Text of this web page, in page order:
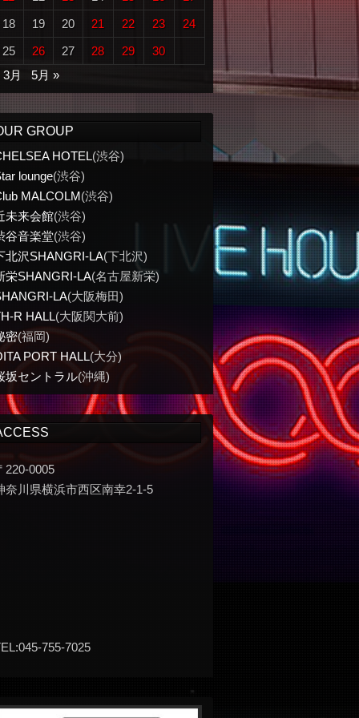
18
19 20 21 22 23
24
25
26 27 28 29
30
3月
5月 »
GROUP
HOTEL(渋谷)
lounge(渋谷)
MALCOLM(渋谷)
未来会館(渋谷)
谷音楽堂(渋谷)
北沢SHANGRI-LA(下北沢)
栄SHANGRI-LA(名古屋新栄)
LA(大阪梅田)
R HALL(大阪関大前)
密(福岡)
PORT HALL(大分)
坂セントラル(沖縄)
220-0005
奈川県横浜市西区南幸2-1-5
755-7025